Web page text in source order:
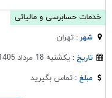
خدمات حسابرسی و مالیاتی
شهر :تهران
تاریخ :یکشنبه 18 مرداد 1405
مبلغ :تماس بگیرید